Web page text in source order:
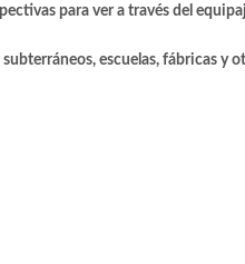
para ver a través del
escuelas, fábricas y